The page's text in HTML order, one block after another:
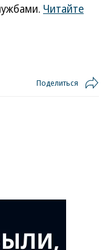
Читайте
Поделиться